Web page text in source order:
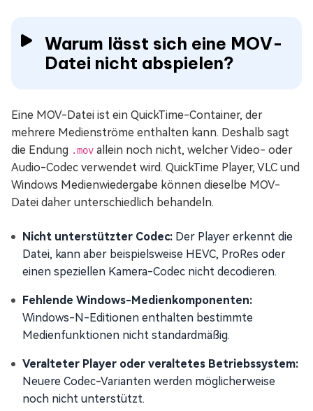
Warum lässt sich eine MOV-
Datei nicht abspielen?
Eine MOV-Datei ist ein QuickTime-Container, der
mehrere Medienströme enthalten kann. Deshalb sagt
die Endung .mov allein noch nicht, welcher Video- oder
Audio-Codec verwendet wird. QuickTime Player, VLC und
Windows Medienwiedergabe können dieselbe MOV-
Datei daher unterschiedlich behandeln.
Nicht unterstützter Codec: Der Player erkennt die
Datei, kann aber beispielsweise HEVC, ProRes oder
einen speziellen Kamera-Codec nicht decodieren.
Fehlende Windows-Medienkomponenten:
Windows-N-Editionen enthalten bestimmte
Medienfunktionen nicht standardmäßig.
Veralteter Player oder veraltetes Betriebssystem:
Neuere Codec-Varianten werden möglicherweise
noch nicht unterstützt.